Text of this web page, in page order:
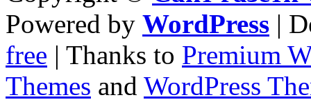
Powered by WordPress |
free | Thanks to Premium
Themes and WordPress